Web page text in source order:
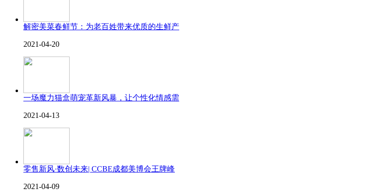
解密美菜春鲜节：为老百姓带来优质的生鲜产
2021-04-20
一场魔力猫盒萌宠革新风暴，让个性化情感需
2021-04-13
零售新风·数创未来| CCBE成都美博会王牌峰
2021-04-09